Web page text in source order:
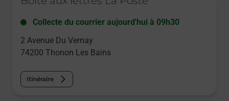
Collecte du courrier aujourd'hui à 09h30
2 Avenue Du Vernay
74200 Thonon Les Bains
Itinéraire